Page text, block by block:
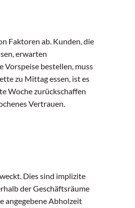
Faktoren ab. Kunden, die
erwarten
Vorspeise bestellen, muss
zu Mittag essen, ist es
Woche zurückschaffen
Vertrauen.
Dies sind implizite
der Geschäftsräume
angegebene Abholzeit